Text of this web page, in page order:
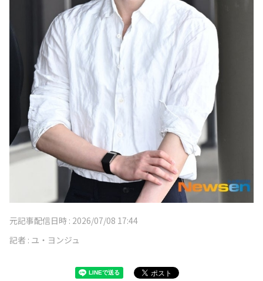
元記事配信日時 : 2026/07/08 17:44
記者 : ユ・ヨンジュ